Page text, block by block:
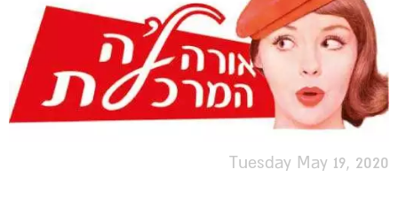
Tuesday May 19, 2020